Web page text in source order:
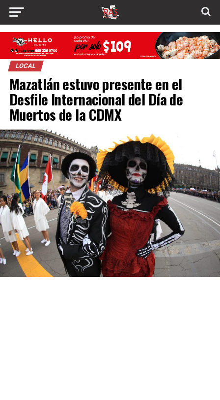
LOCAL
Mazatlán estuvo presente en el
Desfile Internacional del Día de
Muertos de la CDMX